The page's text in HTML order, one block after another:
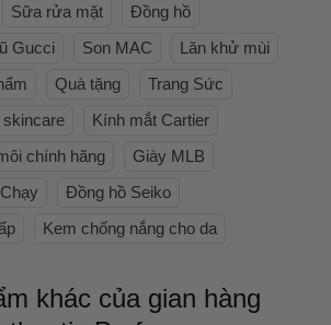
Sữa rửa mặt
Đồng hồ
Gucci Son MAC
Lăn khử mùi
Quà tặng
Trang Sức
Kính mắt Cartier
chính hãng
Giày MLB
Đồng hồ Seiko
Kem chống nắng cho da
khác của gian hàng